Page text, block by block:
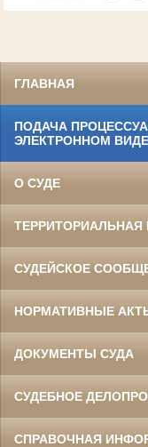
ГЛАВНАЯ
ПОДАЧА
ЭЛЕКТРОННОМ ВИДЕ
О СУДЕ
СУДЕЙСКОЕ
НОРМАТИВНЫЕ
ДОКУМЕНТЫ СУДА
СУДЕБНОЕ
СПРАВОЧНАЯ